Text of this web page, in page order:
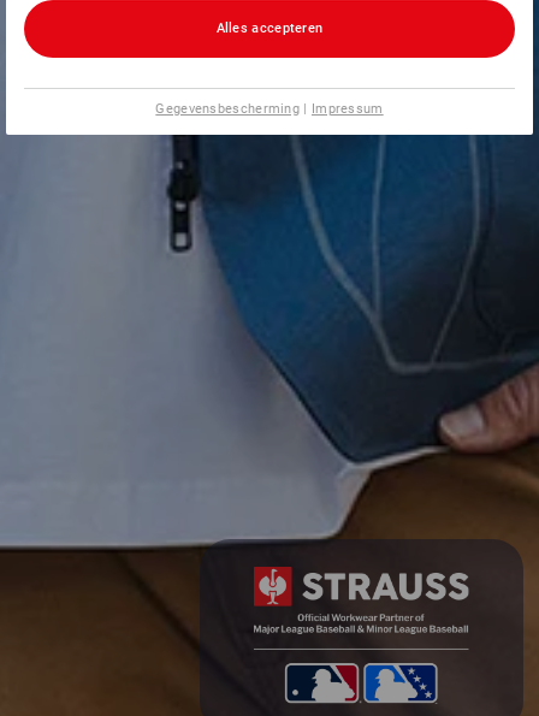
Alles accepteren
Gegevensbescherming | Impressum